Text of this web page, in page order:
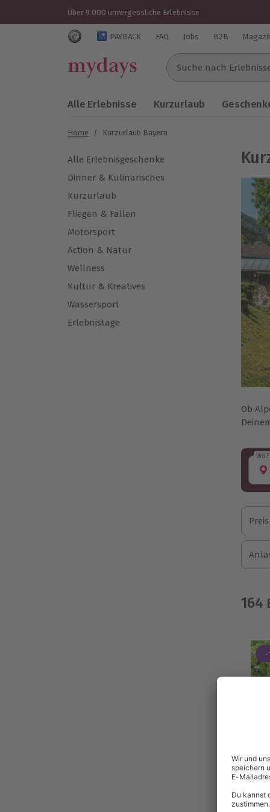
Über 9.000 unvergessliche Erlebnisse
Trustedshops Bewertungen für mydays.de
PAYBACK FAQ Jobs B2B
Suche nach
Alle Erlebnisse Kurzurlaub
Home / Kurzurlaub Bayern
Alle Erlebnisgeschenke
Dinner & Kulinarisches
Kurzurlaub
Fliegen & Fallen
Motorsport
Action & Natur
Wellness
Kultur & Kreatives
Wassersport
Erlebnistage
Ob
Wo?
Wo?
Preis
164
-